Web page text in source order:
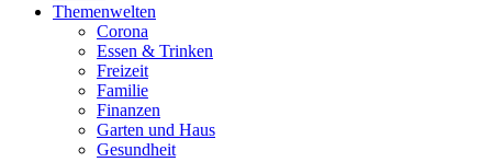
Themenwelten
Corona
Essen & Trinken
Freizeit
Familie
Finanzen
Garten und Haus
Gesundheit